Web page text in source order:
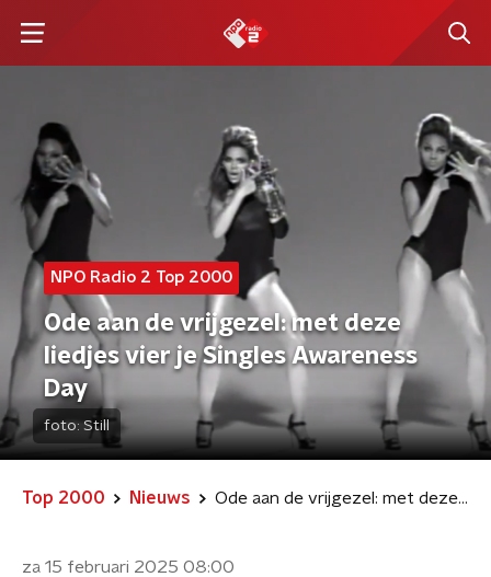
NPO Radio 2 Top 2000
Ode aan de vrijgezel: met deze
liedjes vier je Singles Awareness
Day
foto: Still
Top 2000 Nieuws Ode aan de vrijgezel: met deze liedjes vier je Singles Awareness Day
za 15 februari 2025 08:00